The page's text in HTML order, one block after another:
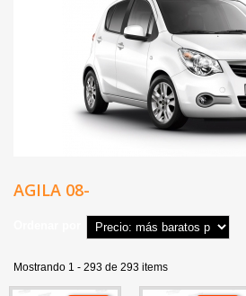
AGILA 08-
Mostrando 1 - 293 de 293 items